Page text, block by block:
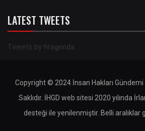
LATEST TWEETS
Tweets by hragenda
Copyright © 2024 İnsan Hakları Gündemi
Saklıdır. İHGD web sitesi 2020 yılında
desteği ile yenilenmiştir. Belli aralıklar